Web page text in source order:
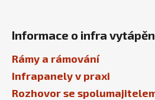
Informace o infra
Rámy a rámování
Infrapanely v praxi
Rozhovor se